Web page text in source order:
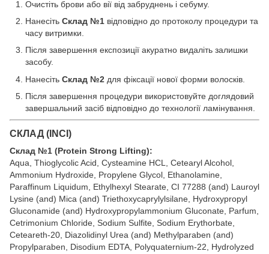
Очистіть брови або вії від забруднень і себуму.
Нанесіть Склад №1 відповідно до протоколу процедури та
часу витримки.
Після завершення експозиції акуратно видаліть залишки
засобу.
Нанесіть Склад №2 для фіксації нової форми волосків.
Після завершення процедури використовуйте доглядовий
завершальний засіб відповідно до технології ламінування.
СКЛАД (INCI)
Склад №1 (Protein Strong Lifting):
Aqua, Thioglycolic Acid, Cysteamine HCL, Cetearyl Alcohol,
Ammonium Hydroxide, Propylene Glycol, Ethanolamine,
Paraffinum Liquidum, Ethylhexyl Stearate, CI 77288 (and) Lauroyl
Lysine (and) Mica (and) Triethoxycaprylylsilane, Hydroxypropyl
Gluconamide (and) Hydroxypropylammonium Gluconate, Parfum,
Cetrimonium Chloride, Sodium Sulfite, Sodium Erythorbate,
Ceteareth-20, Diazolidinyl Urea (and) Methylparaben (and)
Propylparaben, Disodium EDTA, Polyquaternium-22, Hydrolyzed